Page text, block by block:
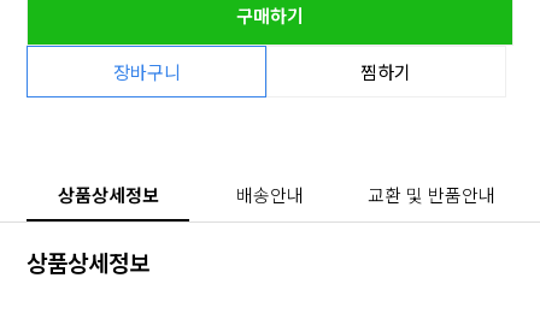
구매하기
장바구니 찜하기
상품상세정보 배송안내 교환 및 반품안내
상품상세정보